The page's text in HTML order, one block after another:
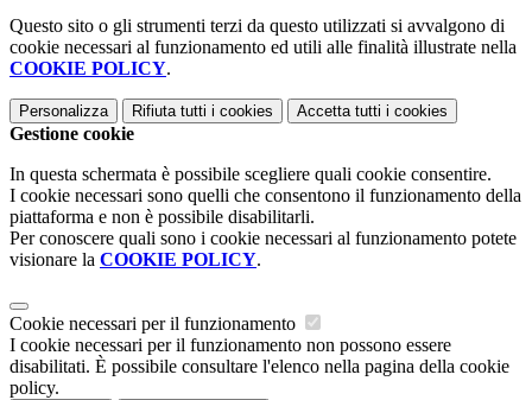
Questo sito o gli strumenti terzi da questo utilizzati si avvalgono di
cookie necessari al funzionamento ed utili alle finalità illustrate nella
COOKIE POLICY.
Personalizza Rifiuta tutti i cookies Accetta tutti i cookies
Gestione cookie
In questa schermata è possibile scegliere quali cookie consentire.
I cookie necessari sono quelli che consentono il funzionamento della
piattaforma e non è possibile disabilitarli.
Per conoscere quali sono i cookie necessari al funzionamento potete
visionare la COOKIE POLICY.
Cookie necessari per il funzionamento
I cookie necessari per il funzionamento non possono essere
disabilitati. È possibile consultare l'elenco nella pagina della cookie
policy.